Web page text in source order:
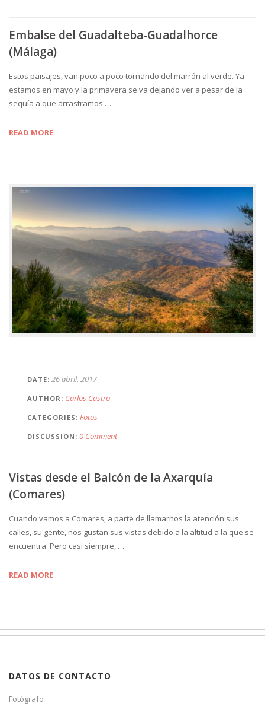
Embalse del Guadalteba-Guadalhorce
(Málaga)
Estos paisajes, van poco a poco tornando del marrón al verde. Ya
estamos en mayo y la primavera se va dejando ver a pesar de la
sequía a que arrastramos …
READ MORE
DATE 26 abril, 2017
AUTHOR Carlos Castro
CATEGORIES Fotos
DISCUSSION 0 Comment
Vistas desde el Balcón de la Axarquía
(Comares)
Cuando vamos a Comares, a parte de llamarnos la atención sus
calles, su gente, nos gustan sus vistas debido a la altitud a la que se
encuentra. Pero casi siempre, …
READ MORE
DATOS DE CONTACTO
Fotógrafo